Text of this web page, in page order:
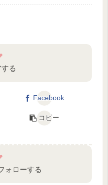
る
Facebook
コピー
ォローする